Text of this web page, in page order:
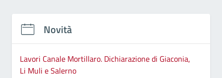
Novità
Lavori Canale Mortillaro. Dichiarazione di Giaconia,
Li Muli e Salerno